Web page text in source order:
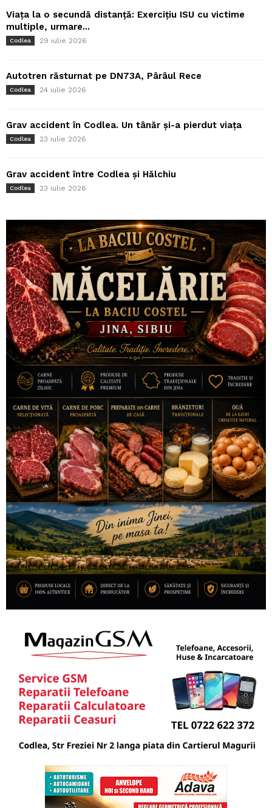
Viața la o secundă distanță: Exercițiu ISU cu victime
multiple, urmare...
Codlea 29 iulie 2026
Autotren răsturnat pe DN73A, Pârâul Rece
Codlea 24 iulie 2026
Grav accident în Codlea. Un tânăr și-a pierdut viața
Codlea 23 iulie 2026
Grav accident între Codlea și Hălchiu
Codlea 23 iulie 2026